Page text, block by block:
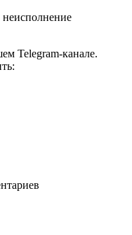
неисполнение
Telegram-канале.